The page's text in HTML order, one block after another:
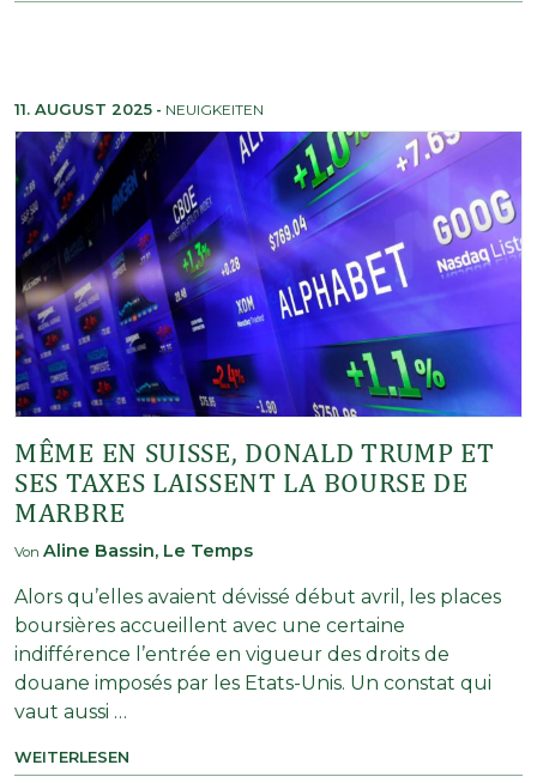
11. AUGUST 2025 - NEUIGKEITEN
MÊME EN SUISSE, DONALD TRUMP ET
SES TAXES LAISSENT LA BOURSE DE
MARBRE
Von Aline Bassin, Le Temps
Alors qu’elles avaient dévissé début avril, les places
boursières accueillent avec une certaine
indifférence l’entrée en vigueur des droits de
douane imposés par les Etats-Unis. Un constat qui
vaut aussi …
WEITERLESEN